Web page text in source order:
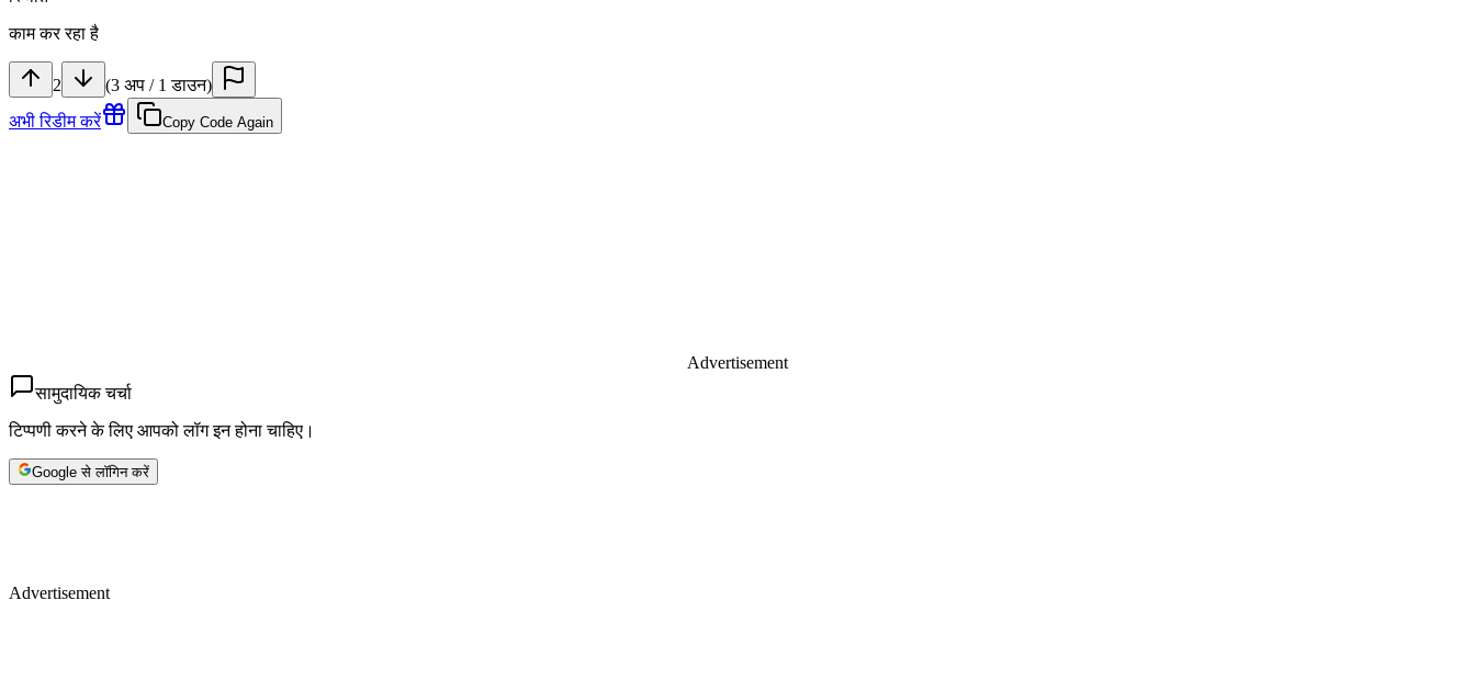
काम कर रहा है
2 (3 अप / 1 डाउन)
अभी रिडीम करें
Copy Code Again
Advertisement
सामुदायिक चर्चा
टिप्पणी करने के लिए आपको लॉग इन होना चाहिए।
Google से लॉगिन करें
Advertisement